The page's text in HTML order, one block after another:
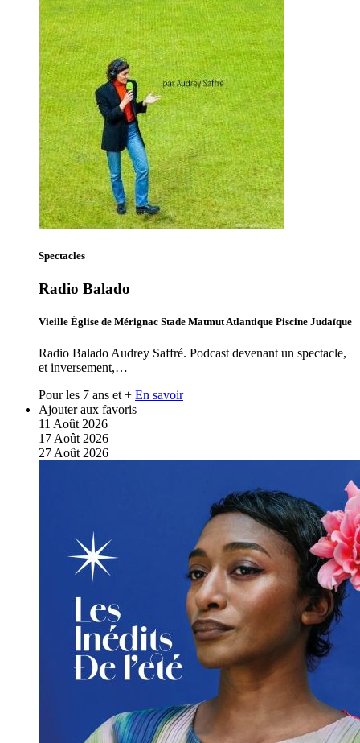
Spectacles
Radio Balado
Vieille Église de Mérignac Stade Matmut Atlantique Piscine Judaïque
Radio Balado Audrey Saffré. Podcast devenant un spectacle,
et inversement,…
Pour les 7 ans et + En savoir
Ajouter aux favoris
11 Août 2026
17 Août 2026
27 Août 2026